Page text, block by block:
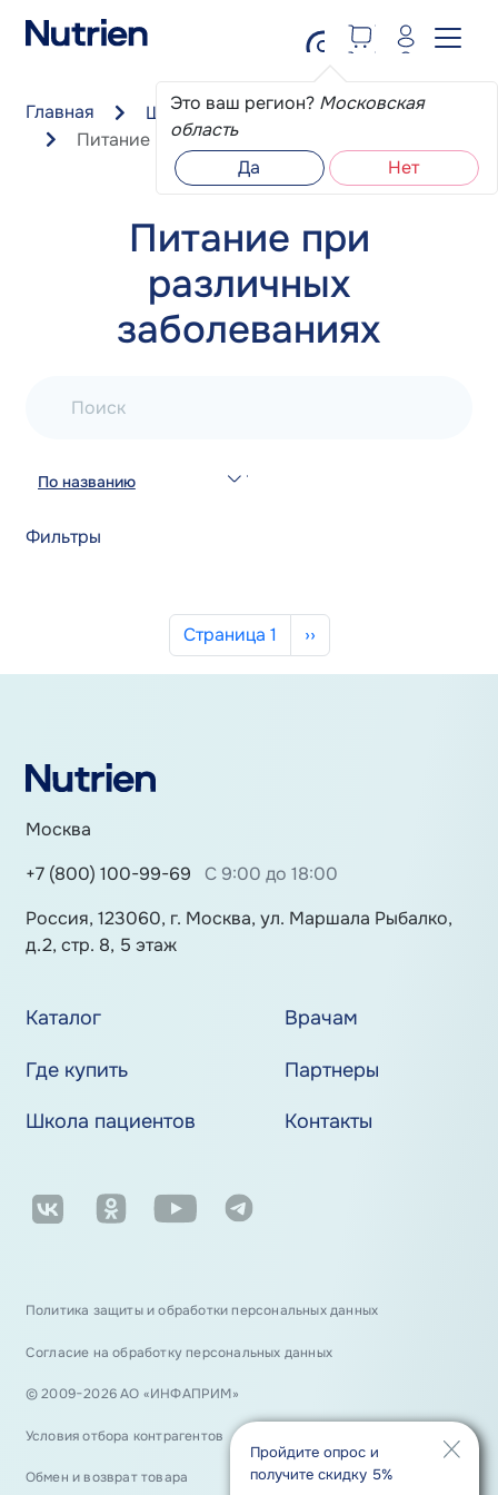
Это ваш регион? Московская
область
Да
Нет
Главная
Школа пациента
Питание при различных заболеваниях
Питание при
различных
заболеваниях
Поиск
По названию
Фильтры
Нумерация страниц
Страница 1 Следующая страница
››
Пройдите опрос и
получите скидку 5%
Москва
+7 (800) 100-99-69
С 9:00 до 18:00
Россия, 123060, г. Москва, ул. Маршала Рыбалко,
д.2, стр. 8, 5 этаж
Каталог
Врачам
Где купить
Партнеры
Школа пациентов
Контакты
Политика защиты и обработки персональных данных
Согласие на обработку персональных данных
© 2009−2026 АО «ИНФАПРИМ»
Условия отбора контрагентов
Обмен и возврат товара